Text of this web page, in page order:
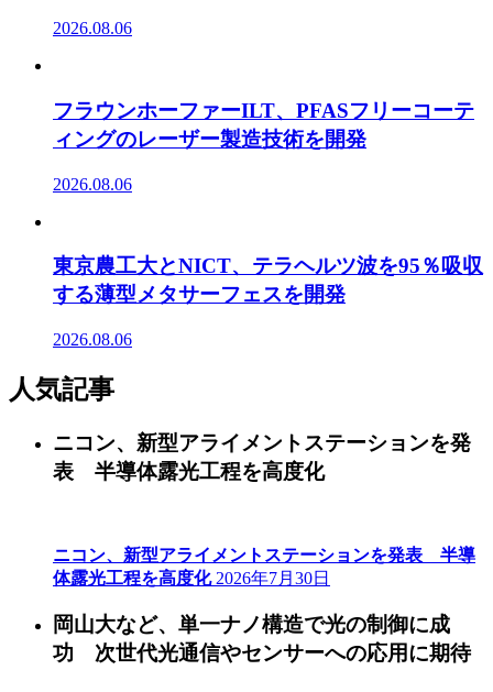
2026.08.06
フラウンホーファーILT、PFASフリーコーテ
ィングのレーザー製造技術を開発
2026.08.06
東京農工大とNICT、テラヘルツ波を95％吸収
する薄型メタサーフェスを開発
2026.08.06
人気記事
ニコン、新型アライメントステーションを発
表 半導体露光工程を高度化
ニコン、新型アライメントステーションを発表 半導
体露光工程を高度化 2026年7月30日
岡山大など、単一ナノ構造で光の制御に成
功 次世代光通信やセンサーへの応用に期待